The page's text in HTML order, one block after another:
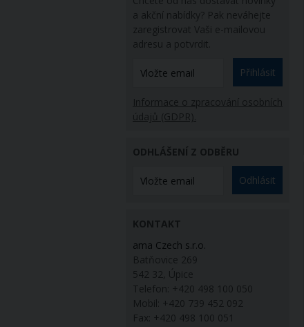
a akční nabídky? Pak neváhejte
zaregistrovat Vaši e-mailovou
adresu a potvrdit.
Přihlásit
Informace o zpracování osobních
údajů (GDPR).
ODHLÁŠENÍ Z ODBĚRU
Odhlásit
KONTAKT
ama Czech s.r.o.
Batňovice 269
542 32, Úpice
Telefon: +420 498 100 050
Mobil: +420 739 452 092
Fax: +420 498 100 051